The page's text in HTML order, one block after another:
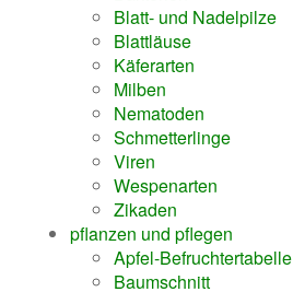
Blatt- und Nadelpilze
Blattläuse
Käferarten
Milben
Nematoden
Schmetterlinge
Viren
Wespenarten
Zikaden
pflanzen und pflegen
Apfel-Befruchtertabelle
Baumschnitt